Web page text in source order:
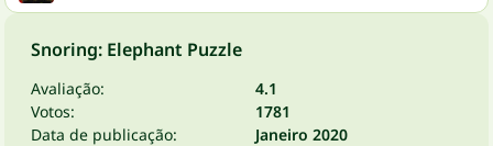
Snoring: Elephant Puzzle
Avaliação:
4.1
Votos:
1781
Data de publicação:
Janeiro 2020